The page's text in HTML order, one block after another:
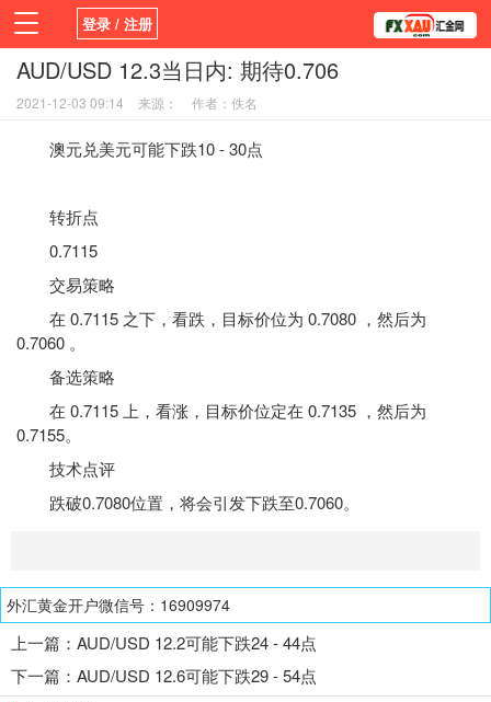
登录 / 注册
首页 新闻 观点 货币
平台
指标EA 书籍
AUD/USD 12.3当日内: 期待0.706
2021-12-03 09:14 来源： 作者：佚名
澳元兑美元可能下跌10 - 30点
转折点
0.7115
交易策略
在 0.7115 之下，看跌，目标价位为 0.7080 ，然后为
0.7060 。
备选策略
在 0.7115 上，看涨，目标价位定在 0.7135 ，然后为
0.7155。
技术点评
跌破0.7080位置，将会引发下跌至0.7060。
外汇黄金开户微信号：16909974
上一篇： AUD/USD 12.2可能下跌24 - 44点
下一篇： AUD/USD 12.6可能下跌29 - 54点